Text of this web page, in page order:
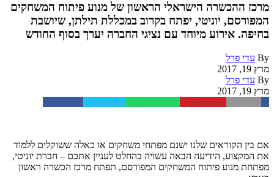
מרכז ההכשרה הישראלי הראשון של מנוע פיתוח המשחקים
המפורסם, יוניטי, יפתח בקרוב במכללת תילתן, שיושבת
בחיפה. אירוע מיוחד עם נציגי החברה יערך בסוף החודש
By עדי פרל
מרץ 19, 2017
By עדי פרל
מרץ 19, 2017
אם בין הקוראים שלנו ישנם מפתחי משחקים או כאלה ששוקלים ללמוד
את המקצוע, הידיעה הבאה עשויה בהחלט לעניין אתכם – חברת יוניטי,
מפתחת מנוע פיתוח המשחקים המפורסם, תפתח מרכז הכשרה ראשון